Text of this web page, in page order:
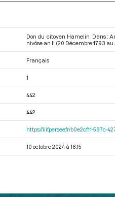
Don du citoyen Hamelin. Dans :
nivôse an II (20 Décembre 1793 au
Français
1
442
442
https://iiif.persee.fr/b0e2cf11-597c-
10 octobre 2024 à 18:15